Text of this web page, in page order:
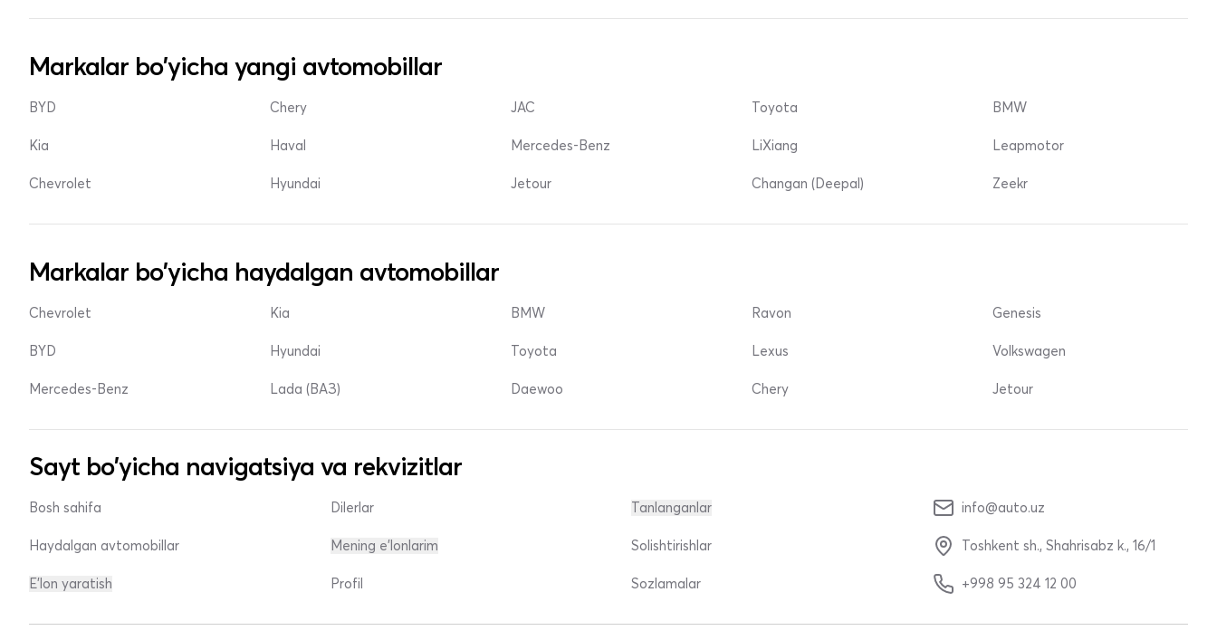
Markalar bo'yicha yangi avtomobillar
BYD
Kia
Chevrolet
Chery
Haval
Hyundai
JAC
Mercedes-Benz
Jetour
Toyota
LiXiang
Changan (Deepal)
BMW
Leapmotor
Zeekr
Markalar bo'yicha haydalgan avtomobillar
Chevrolet
BYD
Mercedes-Benz
Kia
Hyundai
Lada (ВАЗ)
BMW
Toyota
Daewoo
Ravon
Lexus
Chery
Genesis
Volkswagen
Jetour
Sayt bo'yicha navigatsiya va rekvizitlar
Bosh sahifa
Haydalgan avtomobillar
E'lon yaratish
Dilerlar
Mening e'lonlarim
Profil
Tanlanganlar
Solishtirishlar
Sozlamalar
info@auto.uz
Toshkent sh., Shahrisabz k., 16/1
+998 95 324 12 00